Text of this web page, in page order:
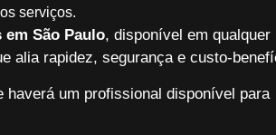
serviços.
em São Paulo, disponível em qualquer
alia rapidez, segurança e custo-
haverá um profissional disponível para